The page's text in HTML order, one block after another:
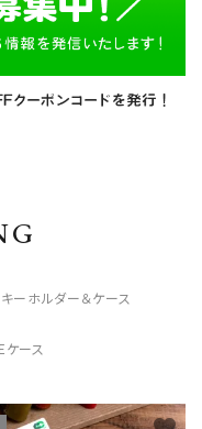
キーホルダー＆ケース
ケース